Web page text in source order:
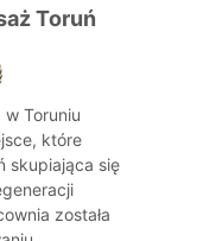
Toruń
Toruniu
które
skupiająca się
została